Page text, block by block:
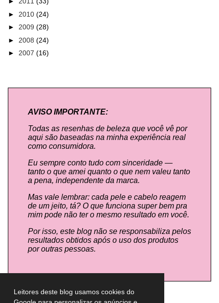
Leitores deste blog usamos cookies do
► 2010 (24)
► 2009 (28)
► 2008 (24)
► 2007 (16)
AVISO IMPORTANTE:
Todas as resenhas de beleza que você vê por
aqui são baseadas na minha experiência real
como consumidora.
Eu sempre conto tudo com sinceridade —
tanto o que amei quanto o que nem valeu tanto
a pena, independente da marca.
Mas vale lembrar: cada pele e cabelo reagem
de um jeito, tá? O que funciona super bem pra
mim pode não ter o mesmo resultado em você.
Por isso, este blog não se responsabiliza pelos
resultados obtidos após o uso dos produtos
por outras pessoas.